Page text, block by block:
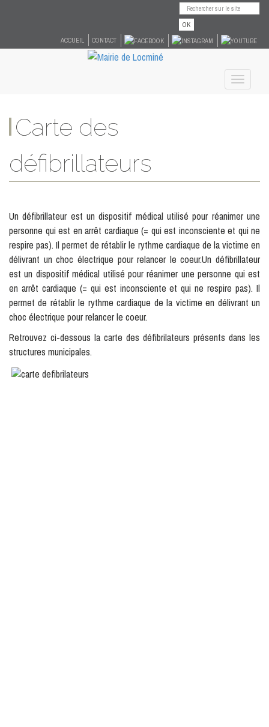
OK
ACCUEIL
CONTACT
Toggle
Carte des
défibrillateurs
Un défibrillateur est un dispositif médical utilisé pour réanimer une
personne qui est en arrêt cardiaque (= qui est inconsciente et qui ne
respire pas). Il permet de rétablir le rythme cardiaque de la victime en
délivrant un choc électrique pour relancer le coeur.Un défibrillateur
est un dispositif médical utilisé pour réanimer une personne qui est
en arrêt cardiaque (= qui est inconsciente et qui ne respire pas). Il
permet de rétablir le rythme cardiaque de la victime en délivrant un
choc électrique pour relancer le coeur.
Retrouvez ci-dessous la carte des défibrilateurs présents dans les
structures municipales.